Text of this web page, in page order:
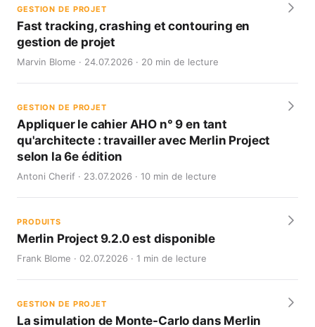
GESTION DE PROJET
Fast tracking, crashing et contouring en
gestion de projet
Marvin Blome · 24.07.2026 · 20 min de lecture
GESTION DE PROJET
Appliquer le cahier AHO n° 9 en tant
qu'architecte : travailler avec Merlin Project
selon la 6e édition
Antoni Cherif · 23.07.2026 · 10 min de lecture
PRODUITS
Merlin Project 9.2.0 est disponible
Frank Blome · 02.07.2026 · 1 min de lecture
GESTION DE PROJET
La simulation de Monte-Carlo dans Merlin